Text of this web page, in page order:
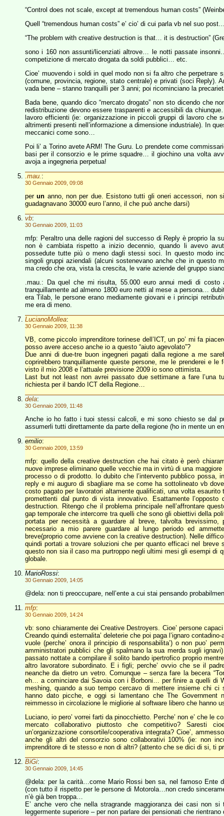
“Control does not scale, except at tremendous human costs”
Quell “tremendous human costs” e’ cio’ di cui parla vb nel suo
“The problem with creative destruction is that… it is destruction”
sono i 160 non assunti/licenziati altrove… le notti passate
competizione di mercato drogata da soldi pubblici… etc.
Cioe’ muovendo i soldi in quel modo non si fa altro che
(comune, provincia, regione, stato centrale) e privati (soci Reply).
vada bene – stanno tranquilli per 3 anni; poi ricominciano la
Bada bene, quando dico “mercato drogato” non sto dicendo che
redistribuzione devono essere trasparenti e accessibili da
lavoro efficienti (ie: organizzazione in piccoli gruppi di lavoro che
altrimenti presenti nell’informazione a dimensione industriale). In
meccanici come sono…
Poi li’ a Torino avete ARM! The Guru. Lo prendete come
basi per il consorzio e le prime squadre… il giochino una volta
avoja a ingegneria perpetua!
.mau. :
30 Gennaio 2009, 09:08
perun anno, non per due. Esistono tutti gli oneri accessori, non
guadagnavano 30000 euro l’anno, il che può anche darsi)
vb:
30 Gennaio 2009, 11:03
mfp: Peraltro una delle ragioni del successo di Reply è proprio la
non è cambiata rispetto a inizio decennio, quando li avevo
possedute tutte più o meno dagli stessi soci. In questo modo
singoli gruppi aziendali (alcuni sostenevano anche che in questo
ma credo che ora, vista la crescita, le varie aziende del gruppo
.mau.: Da quel che mi risulta, 55.000 euro annui medi di costo
tranquillamente ad almeno 1800 euro netti al mese a persona…
era Tilab, le persone erano mediamente giovani e i principi
me era di meno.
LucianoMollea:
30 Gennaio 2009, 11:38
VB, come piccolo imprenditore torinese dell’ICT, un po’ mi fa
posso avere acceso anche io a questo “aiuto agevolato”?
Due anni di due-tre buon ingegneri pagati dalla regione a me
coprirebbero tranquillamente queste persone, me le prenderei e
visto il mio 2008 e l’attuale previsione 2009 io sono ottimista.
Last but not least non avrei passato due settimane a fare l’una
richiesta per il bando ICT della Regione…
dela:
30 Gennaio 2009, 11:48
Anche io ho fatto i tuoi stessi calcoli, e mi sono chiesto se dal
assumerli tutti direttamente da parte della regione (ho in mente un
emilio:
30 Gennaio 2009, 13:59
mfp: quello della creative destruction che hai citato è però
nuove imprese eliminano quelle vecchie ma in virtù di una
processo o di prodotto. Io dubito che l’intervento pubblico possa,
reply e mi auguro di sbagliare ma se come ha sottolineato vb
costo pagato per lavoratori altamente qualificati, una volta
promettenti dal punto di vista innovativo. Esattamente
destruction. Ritengo che il problema principale nell’affrontare
gap temporale che intercorre tra quelli che sono gli obiettivi della
portata per necessità a guardare al breve, talvolta
necessario a mio parere guardare al lungo periodo ed
breve(proprio come avviene con la creative destruction). Nelle
quindi portati a trovare soluzioni che per quanto efficaci nel breve
questo non sia il caso ma purtroppo negli ultimi mesi gli esempi di
globale.
MarioRossi:
30 Gennaio 2009, 14:05
@dela: non ti preoccupare, nell’ente a cui stai pensando
mfp:
30 Gennaio 2009, 14:24
vb: sono chiaramente dei Creative Destroyers. Cioe’ persone
Creando quindi esternalita’ deleterie che poi paga l’ignaro
vuole (perche’ onora il principio di responsabilita’) o non puo’
amministratori pubblici che gli spalmano la sua merda sugli
passato nottate a compilare il solito bando ipertrofico proprio
altro lavoratore subordinato. E i figli; perche’ ovvio che se il
neanche da dietro un vetro. Comunque – senza fare la becera
eh… a cominciare dai Savoia con i Borboni… per finire a quelli di
meshing, quando a suo tempo cercavo di mettere insieme chi ci
hanno dato picche, e oggi si lamentano che The
reimmesso in circolazione le migliorie al software libero che hanno
Luciano, io pero’ vorrei farti da pinocchietto. Perche’ non e’ che
mercato collaborativo piuttosto che competitivo? Saresti
un’organizzazione consortile/cooperativa integrata? Cioe’,
anche gli altri del consorzio sono collaborativi 100% (ie: non
imprenditore di te stesso e non di altri? (attento che se dici di si, ti
BiGi:
30 Gennaio 2009, 14:45
@dela: per la carità…come Mario Rossi ben sa, nel famoso Ente
(con tutto il rispetto per le persone di Motorola…non credo
n’è già ben troppa…
E’ anche vero che nella stragrande maggioranza dei casi non
leggermente superiore – per non parlare dei pensionati che